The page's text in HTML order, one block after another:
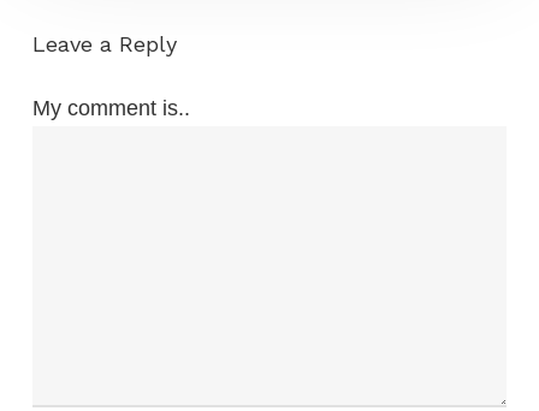
Leave a Reply
My comment is..